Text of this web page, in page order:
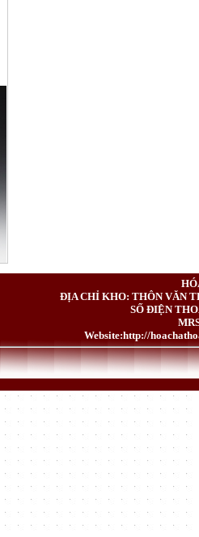
ĐỊA CHỈ KHO: THÔN VĂN
SỐ ĐIỆN
Website:http://